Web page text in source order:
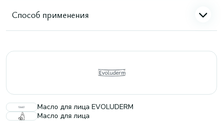
Способ применения
Масло для лица EVOLUDERM
Масло для лица